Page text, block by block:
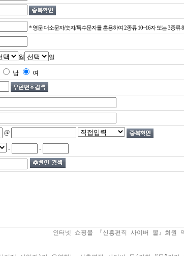
* 영문 대소문자/숫자/특수문자를 혼용하여 2종류 10~16자 또는 3종류
월 일
남 여
@
- -